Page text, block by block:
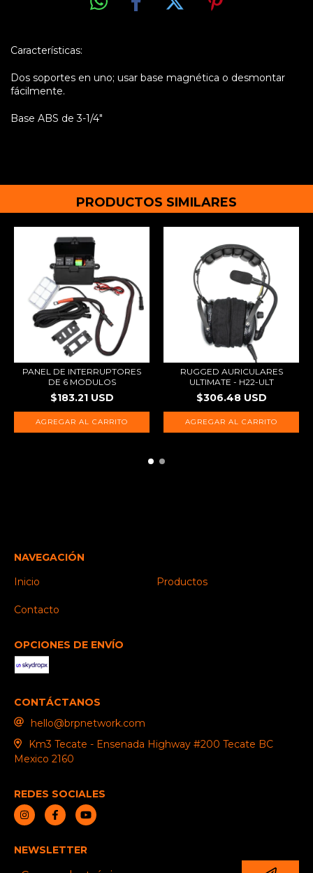
Características:
Dos soportes en uno; usar base magnética o desmontar
fácilmente.
Base ABS de 3-1/4"
PRODUCTOS SIMILARES
PANEL DE INTERRUPTORES
DE 6 MODULOS
$183.21 USD
RUGGED AURICULARES
ULTIMATE - H22-ULT
$306.48 USD
NAVEGACIÓN
Inicio
Productos
Contacto
OPCIONES DE ENVÍO
CONTÁCTANOS
hello@brpnetwork.com
Km3 Tecate - Ensenada Highway #200 Tecate BC
Mexico 2160
REDES SOCIALES
NEWSLETTER